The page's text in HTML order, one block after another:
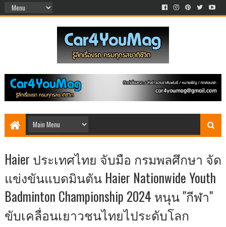
Haier ประเทศไทย จับมือ กรมพลศึกษา จัด
แข่งขันแบดมินตัน Haier Nationwide Youth
Badminton Championship 2024 หนุน "กีฬา"
ขับเคลื่อนเยาวชนไทยไประดับโลก